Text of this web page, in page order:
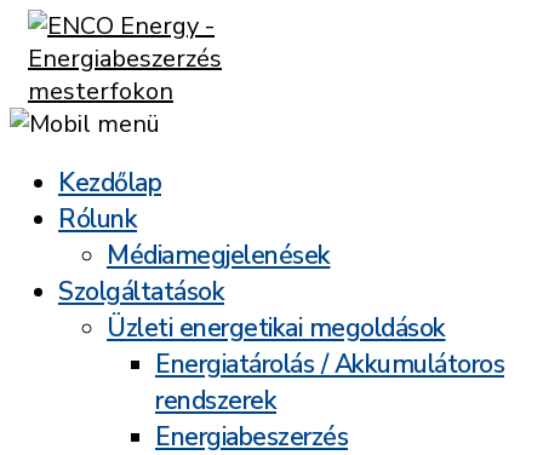
Kezdőlap
Rólunk
Médiamegjelenések
Szolgáltatások
Üzleti energetikai megoldások
Energiatárolás / Akkumulátoros
rendszerek
Energiabeszerzés